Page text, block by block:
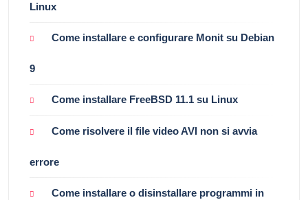
Linux
Come installare e configurare Monit su Debian
9
Come installare FreeBSD 11.1 su Linux
Come risolvere il file video AVI non si avvia
errore
Come installare o disinstallare programmi in